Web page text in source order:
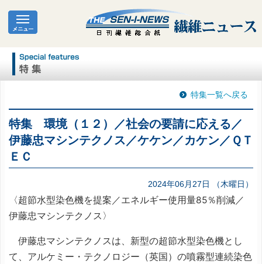
特集一覧へ戻る
特集 環境（１２）／社会の要請に応える／
伊藤忠マシンテクノス／ケケン／カケン／ＱＴ
ＥＣ
2024年06月27日 （木曜日）
〈超節水型染色機を提案／エネルギー使用量85％削減／
伊藤忠マシンテクノス〉
伊藤忠マシンテクノスは、新型の超節水型染色機とし
て、アルケミー・テクノロジー（英国）の噴霧型連続染色